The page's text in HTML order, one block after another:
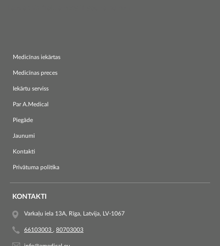
Medicīnas iekārtas
Medicīnas preces
Iekārtu serviss
Par A.Medical
Piegāde
Jaunumi
Kontakti
Privātuma politika
KONTAKTI
Varkaļu iela 13A, Rīga, Latvija, LV-1067
66103003 , 80703003